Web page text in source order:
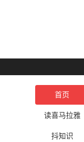
首页
读喜马拉雅
抖知识